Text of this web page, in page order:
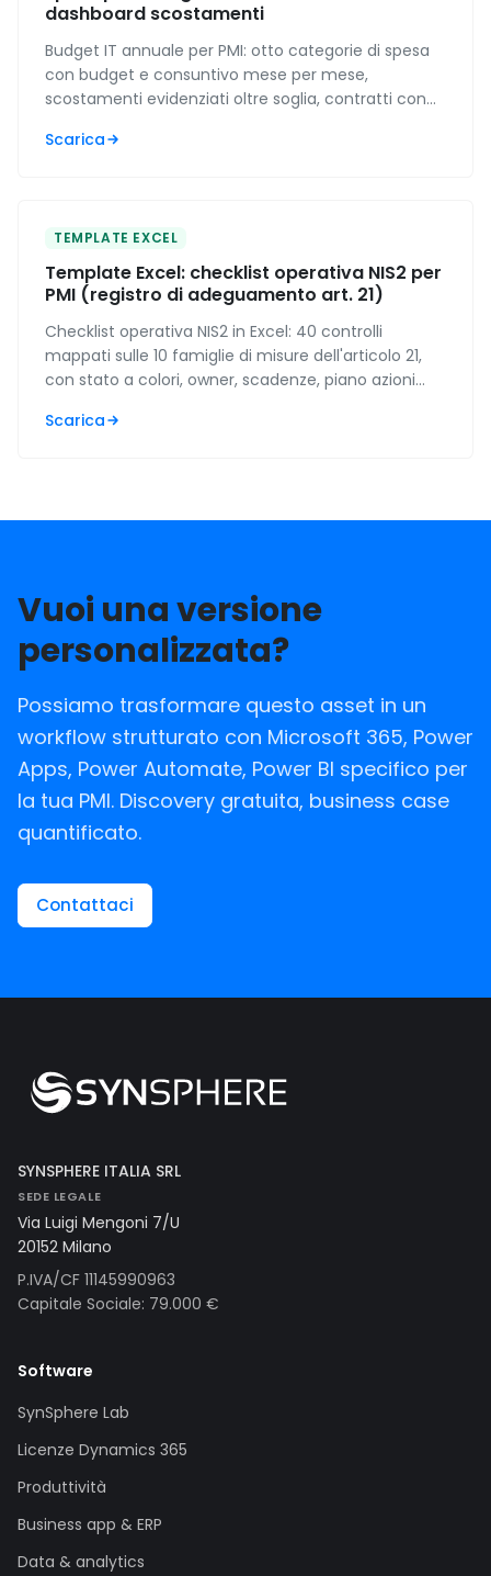
dashboard scostamenti
Budget IT annuale per PMI: otto categorie di spesa
con budget e consuntivo mese per mese,
scostamenti evidenziati oltre soglia, contratti con
IT sul fatturato.
Scarica
TEMPLATE EXCEL
Template Excel: checklist operativa NIS2 per
PMI (registro di adeguamento art. 21)
Checklist operativa NIS2 in Excel: 40 controlli
mappati sulle 10 famiglie di misure dell'articolo 21,
con stato a colori, owner, scadenze, piano azioni
Scarica
Vuoi una versione
personalizzata?
Possiamo trasformare questo asset in un
workflow strutturato con Microsoft 365, Power
Apps, Power Automate, Power BI specifico per
la tua PMI. Discovery gratuita, business case
quantificato.
Contattaci
SYNSPHERE ITALIA SRL
SEDE LEGALE
Via Luigi Mengoni 7/U
20152 Milano
P.IVA/CF 11145990963
Capitale Sociale: 79.000 €
Software
SynSphere Lab
Licenze Dynamics 365
Produttività
Business app & ERP
Data & analytics